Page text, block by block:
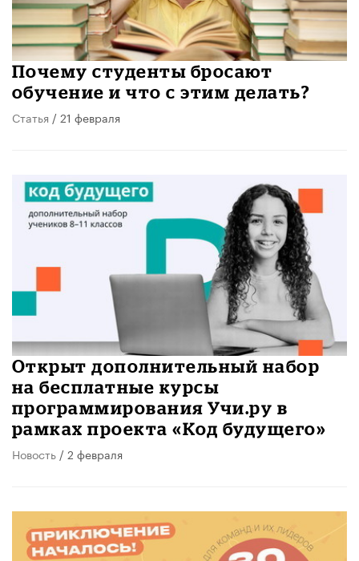
Почему студенты бросают
обучение и что с этим делать?
Статья / 21 февраля
Открыт дополнительный набор
на бесплатные курсы
программирования Учи.ру в
рамках проекта «Код будущего»
Новость / 2 февраля